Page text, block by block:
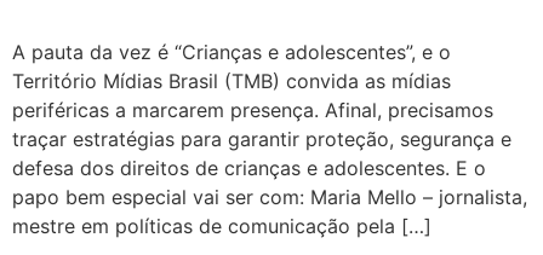
A pauta da vez é “Crianças e adolescentes”, e o
Território Mídias Brasil (TMB) convida as mídias
periféricas a marcarem presença. Afinal, precisamos
traçar estratégias para garantir proteção, segurança e
defesa dos direitos de crianças e adolescentes. E o
papo bem especial vai ser com: Maria Mello – jornalista,
mestre em políticas de comunicação pela […]